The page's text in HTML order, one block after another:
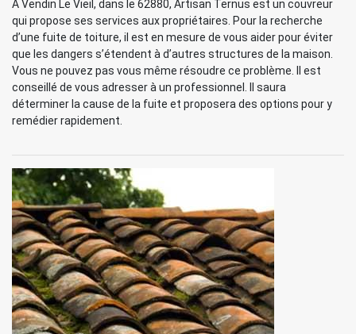
À Vendin Le Vieil, dans le 62880, Artisan Ternus est un couvreur
qui propose ses services aux propriétaires. Pour la recherche
d’une fuite de toiture, il est en mesure de vous aider pour éviter
que les dangers s’étendent à d’autres structures de la maison.
Vous ne pouvez pas vous même résoudre ce problème. Il est
conseillé de vous adresser à un professionnel. Il saura
déterminer la cause de la fuite et proposera des options pour y
remédier rapidement.